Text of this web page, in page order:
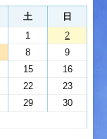
土
日
1
2
8
9
15
16
22
23
29
30